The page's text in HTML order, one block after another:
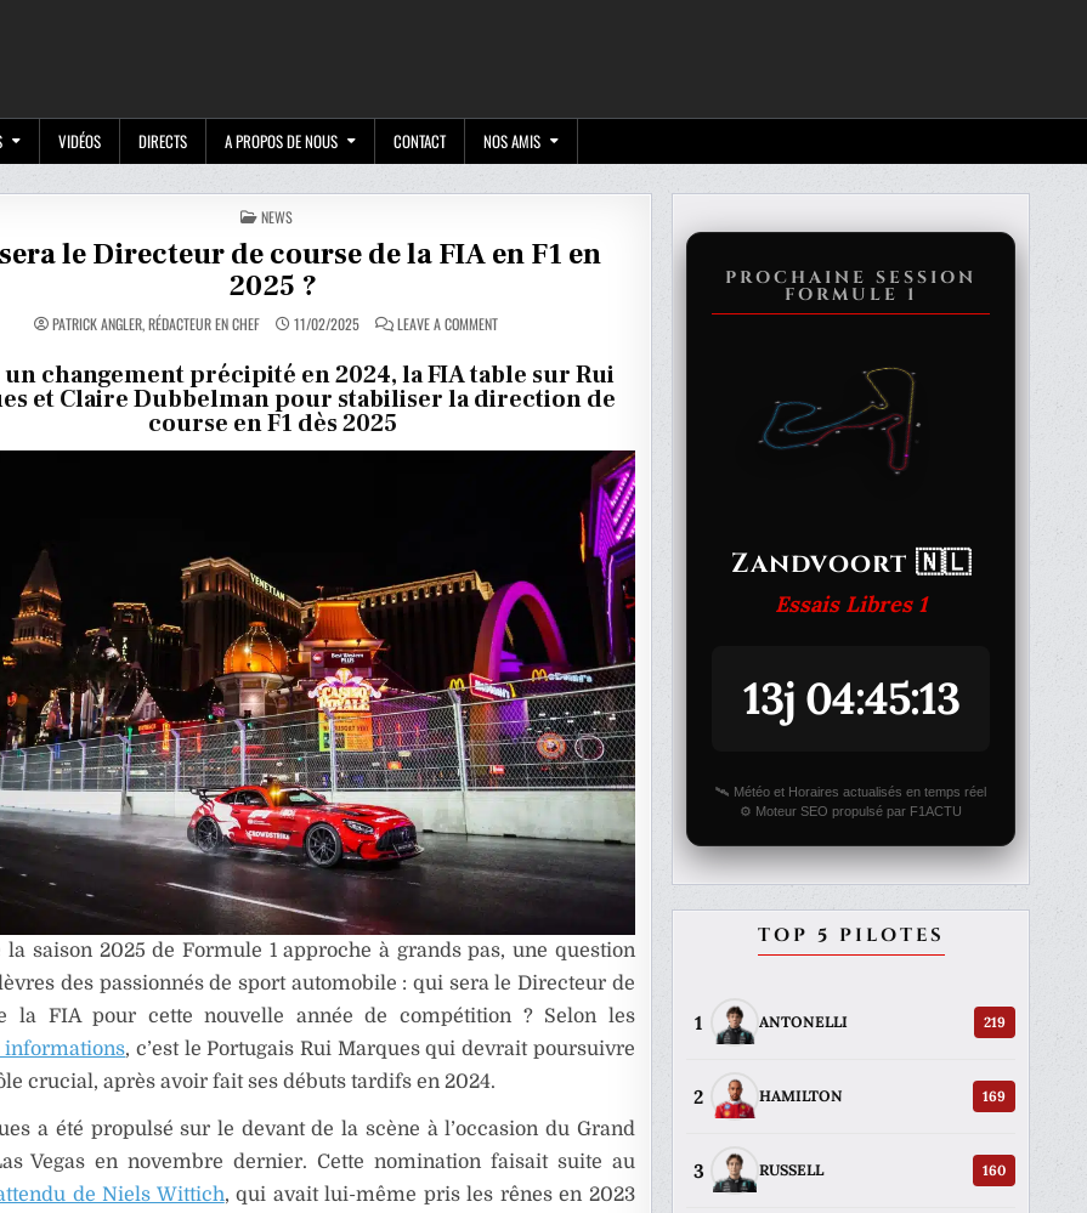
VIDÉOS DIRECTS A PROPOS DE NOUS CONTACT NOS AMIS
POSTED
IN
NEWS
le Directeur de course de la FIA en F1 en
2025 ?
PATRICK ANGLER, RÉDACTEUR EN CHEF 11/02/2025 LEAVE A COMMENTON
LE
DIRECTEUR
DE
COURSE
FIA
changement précipité en 2024, la FIA table sur Rui
et Claire Dubbelman pour stabiliser la direction de
course en F1 dès 2025
la saison 2025 de Formule 1 approche à grands pas, une question
des passionnés de sport automobile : qui sera le Directeur de
la FIA pour cette nouvelle année de compétition ? Selon les
informations, c’est le Portugais Rui Marques qui devrait poursuivre
crucial, après avoir fait ses débuts tardifs en 2024.
a été propulsé sur le devant de la scène à l’occasion du Grand
Vegas en novembre dernier. Cette nomination faisait suite au
de Niels Wittich, qui avait lui-même pris les rênes en 2023
PROCHAINE SESSION
FORMULE 1
Zandvoort 🇳🇱
Essais Libres 1
13j 04:45:13
🛰️ Météo et Horaires actualisés en temps réel
⚙️ Moteur SEO propulsé par F1ACTU
TOP 5 PILOTES
1 ANTONELLI 219
2 HAMILTON 169
3 RUSSELL 160